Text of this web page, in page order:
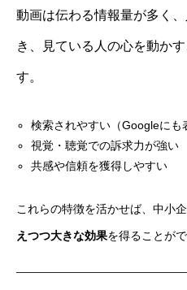
動画は伝わる情報量が多く
き、見ている人の心を動か
す。
検索されやすい（Googleにも
視覚・聴覚での訴求力が強い
共感や信頼を獲得しやすい
これらの特徴を活かせば、中小
えつつ大きな効果を得ることがで